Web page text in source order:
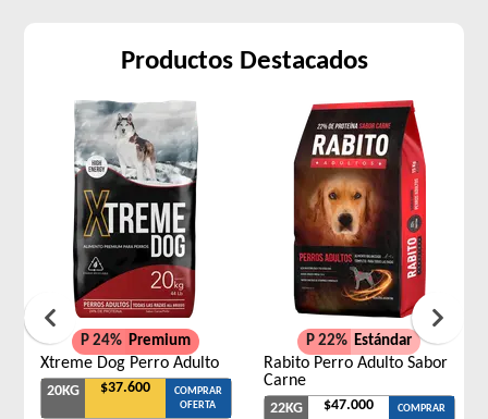
Productos Destacados
P 24% Premium
Xtreme Dog Perro Adulto
20KG $37.600
COMPRAR
OFERTA
P 22% Estándar
Rabito Perro Adulto Sabor
Carne
22KG $47.000 COMPRAR